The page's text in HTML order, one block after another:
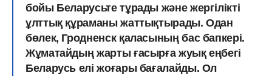
бойы Беларусьте тұрады және жергілікті
ұлттық құраманы жаттықтырады. Одан
бөлек, Гродненск қаласының бас бапкері.
Жұматайдың жарты ғасырға жуық еңбегі
Беларусь елі жоғары бағалайды. Ол